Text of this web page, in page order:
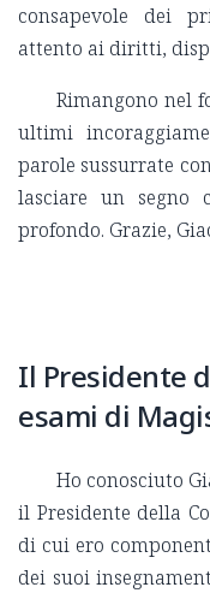
consapevole dei
attento ai diritti,
Rimangono nel
ultimi
parole sussurrate
lasciare un segno
profondo. Grazie,
Il Presidente
esami di
Ho conosciuto
il Presidente della
di cui ero
dei suoi